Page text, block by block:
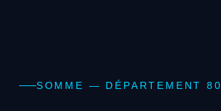
SOMME — DÉPARTEMENT 80